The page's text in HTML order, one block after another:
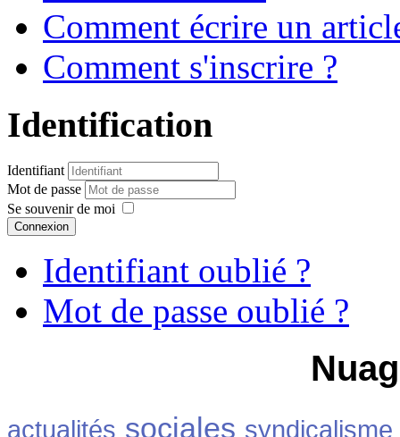
Comment écrire un
Comment s'inscrire ?
Identification
Identifiant
Mot de passe
Se souvenir de moi
Connexion
Identifiant oublié ?
Mot de passe oublié ?
actualités sociales syndicalisme